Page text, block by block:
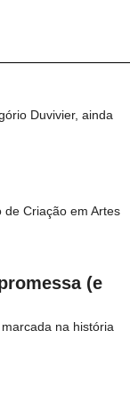
Duvivier, ainda
de Criação em Artes
(e
na história